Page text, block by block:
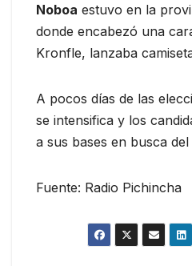
Noboa estuvo en la
donde encabezó una
Kronfle, lanzaba
A pocos días de las
se intensifica y los
a sus bases en busca
Fuente: Radio Pichincha